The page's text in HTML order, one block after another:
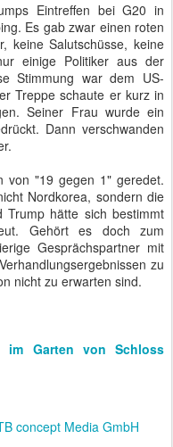
Eintreffen bei G20 in
Es gab zwar einen roten
keine Salutschüsse, keine
einige Politiker aus der
Stimmung war dem US-
Treppe schaute er kurz in
Seiner Frau wurde ein
Dann verschwanden
von "19 gegen 1" geredet.
Nordkorea, sondern die
Trump hätte sich bestimmt
Gehört es doch zum
Gesprächspartner mit
zu
nicht zu erwarten sind.
im Garten von Schloss
concept Media GmbH